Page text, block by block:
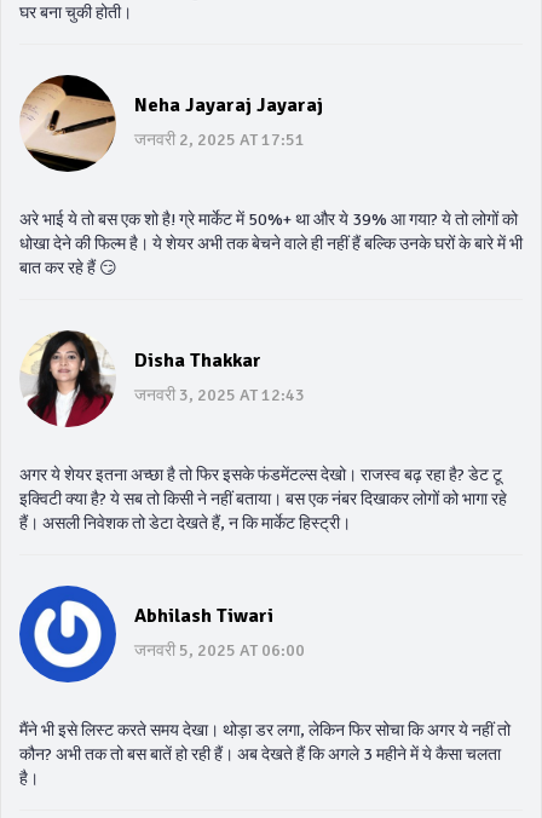
घर बना चुकी होती।
Neha Jayaraj Jayaraj
जनवरी 2, 2025 AT 17:51
अरे भाई ये तो बस एक शो है! ग्रे मार्केट में 50%+ था और ये 39% आ गया? ये तो लोगों को
धोखा देने की फिल्म है। ये शेयर अभी तक बेचने वाले ही नहीं हैं बल्कि उनके घरों के बारे में भी
बात कर रहे हैं 😏
Disha Thakkar
जनवरी 3, 2025 AT 12:43
अगर ये शेयर इतना अच्छा है तो फिर इसके फंडमेंटल्स देखो। राजस्व बढ़ रहा है? डेट टू
इक्विटी क्या है? ये सब तो किसी ने नहीं बताया। बस एक नंबर दिखाकर लोगों को भागा रहे
हैं। असली निवेशक तो डेटा देखते हैं, न कि मार्केट हिस्ट्री।
Abhilash Tiwari
जनवरी 5, 2025 AT 06:00
मैंने भी इसे लिस्ट करते समय देखा। थोड़ा डर लगा, लेकिन फिर सोचा कि अगर ये नहीं तो
कौन? अभी तक तो बस बातें हो रही हैं। अब देखते हैं कि अगले 3 महीने में ये कैसा चलता
है।